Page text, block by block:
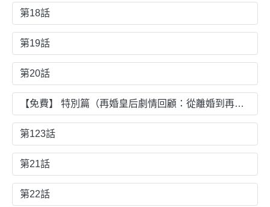
第18話
第19話
第20話
【免費】 特別篇（再婚皇后劇情回顧：從離婚到再婚）
第123話
第21話
第22話